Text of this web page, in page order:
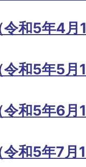
和5年4月
和5年5月
和5年6月
和5年7月